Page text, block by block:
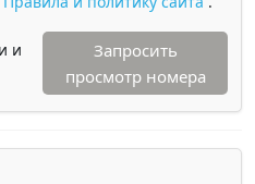
и
Запросить
просмотр номера